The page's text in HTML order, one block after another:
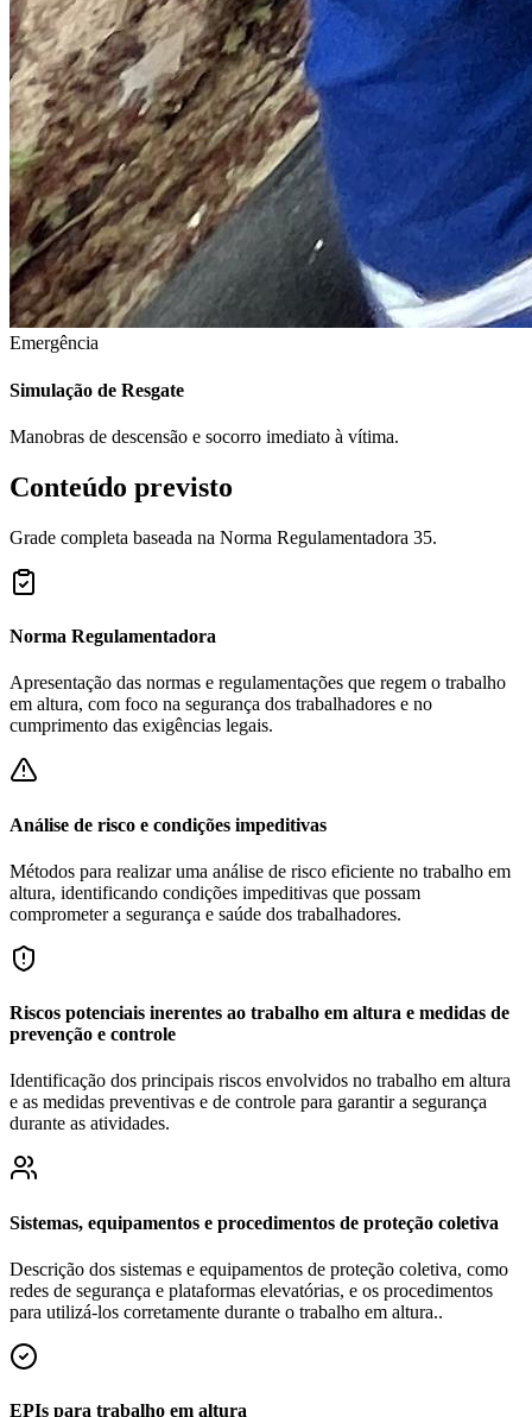
Emergência
Simulação de Resgate
Manobras de descensão e socorro imediato à vítima.
Conteúdo previsto
Grade completa baseada na Norma Regulamentadora 35.
Norma Regulamentadora
Apresentação das normas e regulamentações que regem o trabalho
em altura, com foco na segurança dos trabalhadores e no
cumprimento das exigências legais.
Análise de risco e condições impeditivas
Métodos para realizar uma análise de risco eficiente no trabalho em
altura, identificando condições impeditivas que possam
comprometer a segurança e saúde dos trabalhadores.
Riscos potenciais inerentes ao trabalho em altura e medidas de
prevenção e controle
Identificação dos principais riscos envolvidos no trabalho em altura
e as medidas preventivas e de controle para garantir a segurança
durante as atividades.
Sistemas, equipamentos e procedimentos de proteção coletiva
Descrição dos sistemas e equipamentos de proteção coletiva, como
redes de segurança e plataformas elevatórias, e os procedimentos
para utilizá-los corretamente durante o trabalho em altura..
EPIs para trabalho em altura